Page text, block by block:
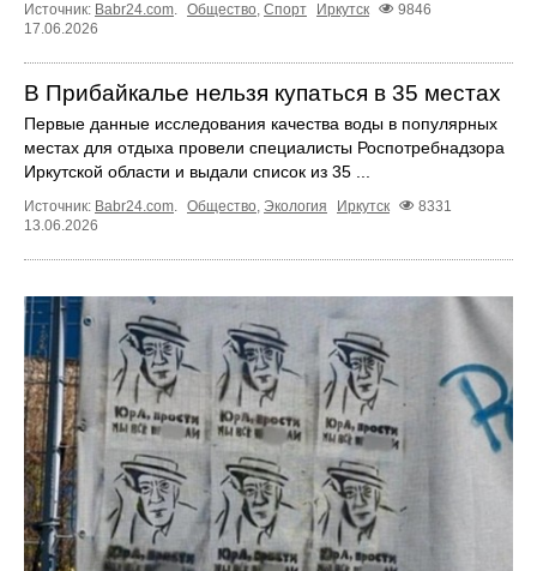
Источник: Babr24.com. Общество, Спорт Иркутск
9846
17.06.2026
В Прибайкалье нельзя купаться в 35 местах
Первые данные исследования качества воды в популярных
местах для отдыха провели специалисты Роспотребнадзора
Иркутской области и выдали список из 35 ...
Источник: Babr24.com. Общество, Экология Иркутск
8331
13.06.2026